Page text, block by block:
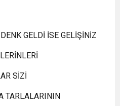
GELDİ İSE GELİŞİNİZ
SİZİ
TARLALARININ